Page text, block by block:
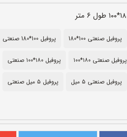
پروفیل صنعتی 100*180 پروفیل 100*180 صنعتی
پروفیل صنعتی ۱۸۰*۱۰۰ پروفیل ۱۸۰*۱۰۰ صنعتی
پروفیل صنعتی ۵ میل پروفیل ۵ میل صنعتی